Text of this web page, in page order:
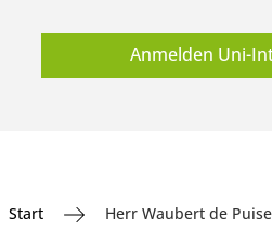
Anmelden Uni-
Start Herr Waubert de